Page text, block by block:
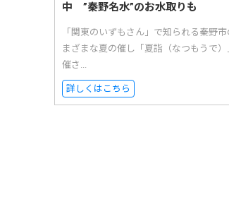
中 ”秦野名水”のお水取りも
「関東のいずもさん」で知られる秦野
まざまな夏の催し「夏詣（なつもうで
催さ...
詳しくはこちら